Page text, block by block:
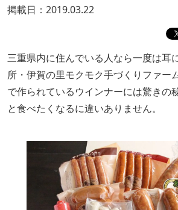
掲載日：2019.03.22
三重県内に住んでいる人なら一度は耳
所・伊賀の里モクモク手づくりファー
で作られているウインナーには驚きの
と食べたくなるに違いありません。